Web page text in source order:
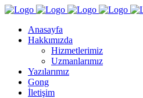
Anasayfa
Hakkımızda
Hizmetlerimiz
Uzmanlarımız
Yazılarımız
Gong
İletişim